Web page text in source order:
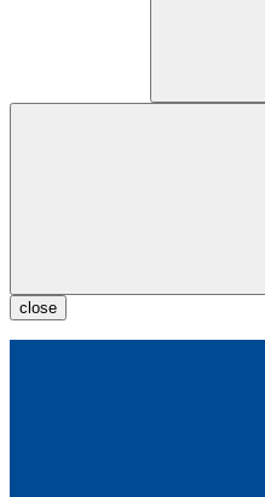
close